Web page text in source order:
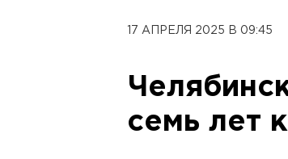
17 АПРЕЛЯ 2025 В 09:45
семь лет